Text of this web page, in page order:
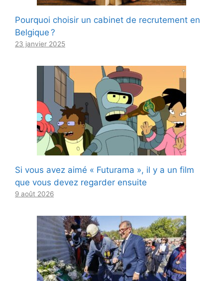
Pourquoi choisir un cabinet de recrutement en
Belgique ?
23 janvier 2025
Si vous avez aimé « Futurama », il y a un film
que vous devez regarder ensuite
9 août 2026